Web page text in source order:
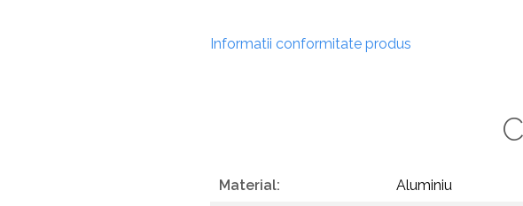
Informatii conformitate produs
Material:
Aluminiu